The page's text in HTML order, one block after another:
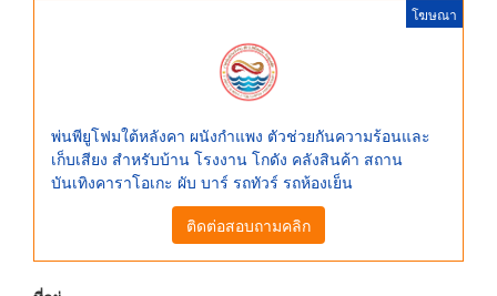
โฆษณา
พ่นพียูโฟมใต้หลังคา ผนังกำแพง ตัวช่วยกันความร้อนและ
เก็บเสียง สำหรับบ้าน โรงงาน โกดัง คลังสินค้า สถาน
บันเทิงคาราโอเกะ ผับ บาร์ รถทัวร์ รถห้องเย็น
ติดต่อสอบถามคลิก